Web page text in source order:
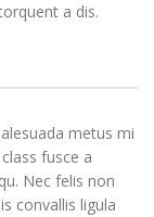
a dis.
metus mi
fusce a
Nec felis non
convallis ligula